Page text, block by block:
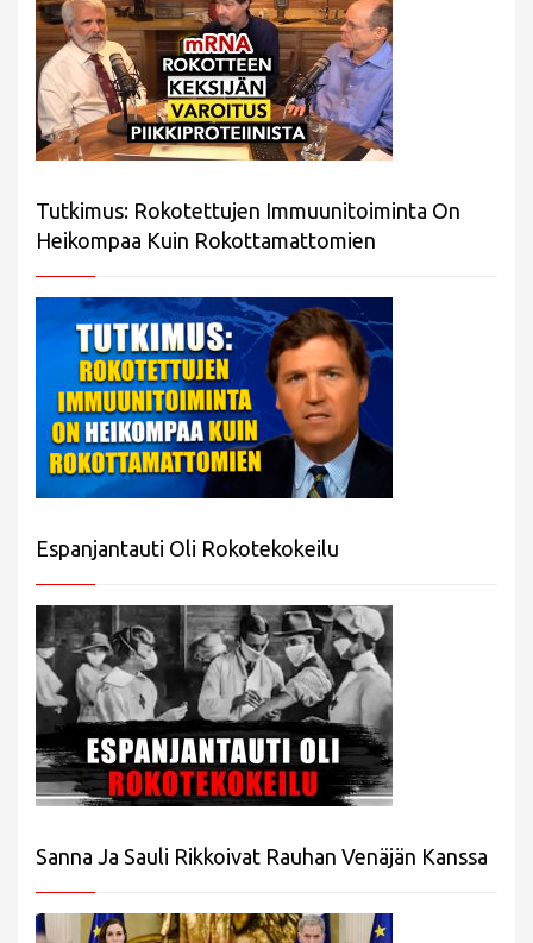
Tutkimus: Rokotettujen Immuunitoiminta On
Heikompaa Kuin Rokottamattomien
Espanjantauti Oli Rokotekokeilu
Sanna Ja Sauli Rikkoivat Rauhan Venäjän Kanssa